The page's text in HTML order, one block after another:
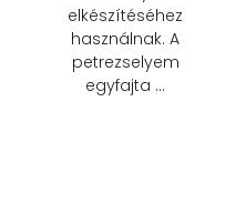
elkészítéséhez
használnak. A
petrezselyem
egyfajta …